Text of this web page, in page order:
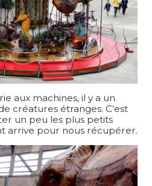
aux machines, il y a un
créatures étranges. C’est
un peu les plus petits
arrive pour nous récupérer.